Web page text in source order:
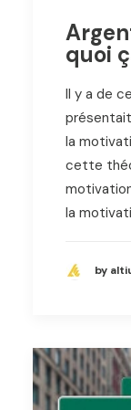
quoi
Il y a de
la
cette
la
by